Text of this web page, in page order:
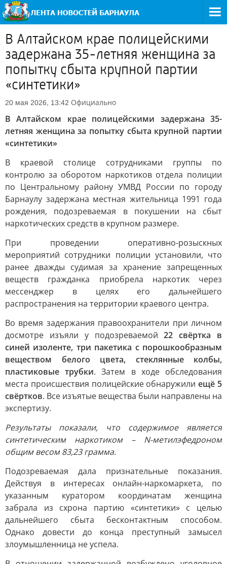
В Алтайском крае полицейскими
задержана 35-летняя женщина за
попытку сбыта крупной партии
«синтетики»
20 мая 2026, 13:42 Официально
В Алтайском крае полицейскими задержана 35-
летняя женщина за попытку сбыта крупной партии
«синтетики»
В краевой столице сотрудниками группы по
контролю за оборотом наркотиков отдела полиции
по Центральному району УМВД России по городу
Барнаулу задержана местная жительница 1991 года
рождения, подозреваемая в покушении на сбыт
наркотических средств в крупном размере.
При проведении оперативно-розыскных
мероприятий сотрудники полиции установили, что
ранее дважды судимая за хранение запрещенных
веществ гражданка приобрела наркотик через
мессенджер в целях его дальнейшего
распространения на территории краевого центра.
Во время задержания правоохранители при личном
досмотре изъяли у подозреваемой 22 свёртка в
синей изоленте, три пакетика с порошкообразным
веществом белого цвета, стеклянные колбы,
пластиковые трубки. Затем в ходе обследования
места происшествия полицейские обнаружилиещё 5
свёртков. Все изъятые вещества были направлены на
экспертизу.
Результаты показали, что содержимое является
синтетическим наркотиком – N-метилэфедроном
общим весом 83,23 грамма.
Подозреваемая дала признательные показания.
Действуя в интересах онлайн-наркомаркета, по
указанным куратором координатам женщина
забрала из схрона партию «синтетики» с целью
дальнейшего сбыта бесконтактным способом.
Однако довести до конца преступный замысел
злоумышленница не успела.